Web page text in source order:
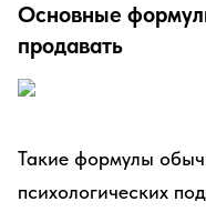
Основные
продавать
Такие формулы
психологических